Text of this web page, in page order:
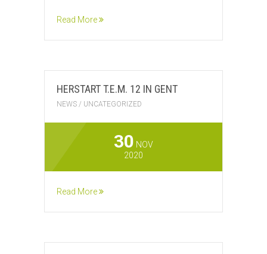
Read More
HERSTART T.E.M. 12 IN GENT
NEWS / UNCATEGORIZED
30 NOV
2020
Read More